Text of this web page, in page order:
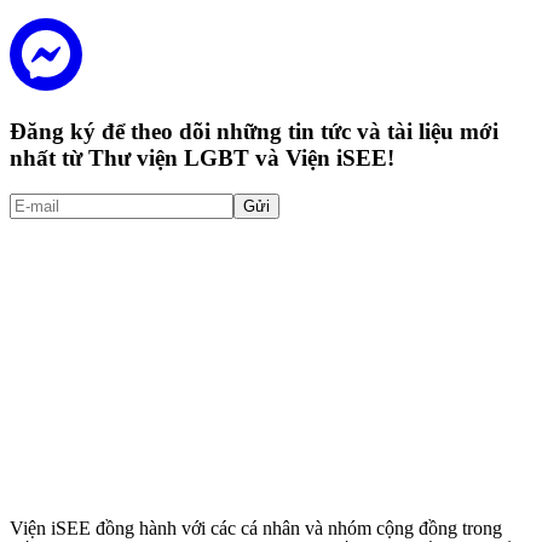
Đăng ký để theo dõi những tin tức và tài liệu mới
nhất từ Thư viện LGBT và Viện iSEE!
Gửi
Viện iSEE đồng hành với các cá nhân và nhóm cộng đồng trong